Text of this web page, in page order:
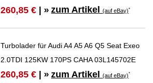
260,85 € | » zum Artikel(auf eBay)*
Turbolader für Audi A4 A5 A6 Q5 Seat Exeo
2.0TDI 125KW 170PS CAHA 03L145702E
260,85 € | » zum Artikel(auf eBay)*